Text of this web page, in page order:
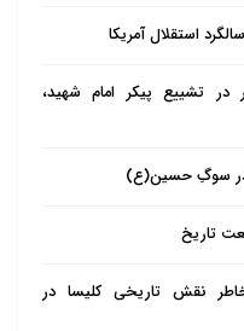
در اهواز با شخص بت
سخنان او در من تأثیر
با امام عسکری(ع)
«أَحَدٌ أَحَدٌ فَوَحِّدْهُ؛
بدان!» من مدهوشانه
به من داد که من
استقلال آمریکا
در تشییع پیکر امام شهید،
در سوگِ حسین(ع)
تاریخ
نقش تاریخی کلیسا در